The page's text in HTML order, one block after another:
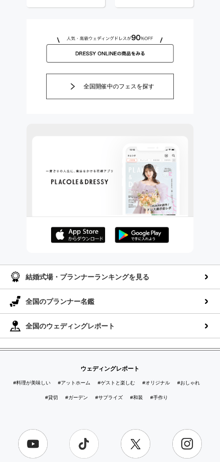
全国開催中のフェスを探す
結婚式場・プランナーランキングを見る
全国のプランナー名鑑
全国のウェディングレポート
ウェディングレポート
#料理が美味しい #アットホーム #ゲストと楽しむ #オリジナル #おしゃれ
#貸切 #ガーデン #サプライズ #和装 #手作り